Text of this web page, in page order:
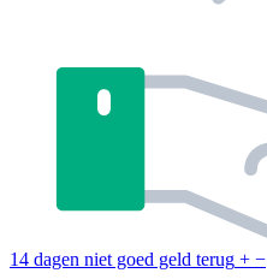
14 dagen niet goed geld terug + −